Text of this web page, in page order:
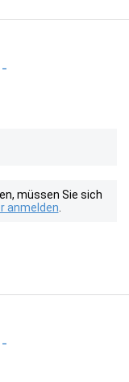
müssen Sie sich
anmelden